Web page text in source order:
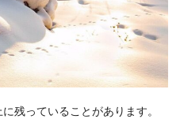
残っていることがあります。